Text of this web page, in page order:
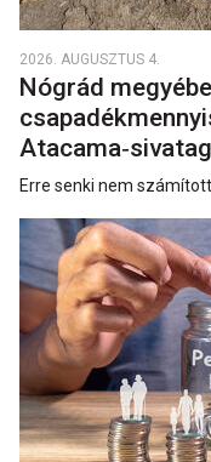
2026. AUGUSZTUS 4.
Nógrád
Erre senki nem számított.